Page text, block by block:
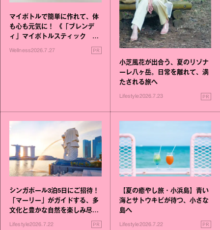
マイボトルで簡単に作れて、体
も心も元気に！ 《「ブレンデ
ィ」マイボトルスティック い
いこと毎日》シリーズが誕生
Wellness2026.7.27 PR
小芝風花が出合う、夏のリゾナ
ーレ八ヶ岳。日常を離れて、満
たされる旅へ
Lifestyle2026.7.23 PR
シンガポール3泊5日にご招待！
「マーリー」がガイドする、多
文化と豊かな自然を楽しみ尽く
Lifestyle2026.7.22 PR
【夏の癒やし旅・小浜島】青い
海とサトウキビが待つ、小さな
島へ
Lifestyle2026.7.22 PR